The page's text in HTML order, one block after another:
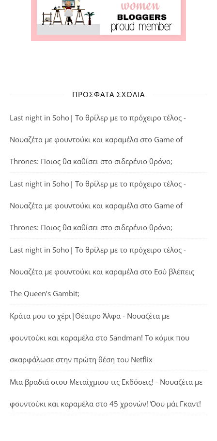
ΠΡΌΣΦΑΤΑ ΣΧΌΛΙΑ
Last night in Soho| Το θρίλερ με το πρόχειρο τέλος -
Νουαζέτα με φουντούκι και καραμέλα στο Game of
Thrones: Ποιος θα καθίσει στο σιδερένιο θρόνο;
Last night in Soho| Το θρίλερ με το πρόχειρο τέλος -
Νουαζέτα με φουντούκι και καραμέλα στο Game of
Thrones: Ποιος θα καθίσει στο σιδερένιο θρόνο;
Last night in Soho| Το θρίλερ με το πρόχειρο τέλος -
Νουαζέτα με φουντούκι και καραμέλα στο Εσύ βλέπεις
The Queen’s Gambit;
Κράτα μου το χέρι|Θέατρο Άλφα - Νουαζέτα με
φουντούκι και καραμέλα στο Sandman! Το κόμικ που
σκαρφάλωσε στην πρώτη θέση του Netflix
Μια βραδιά στου Μεταίχμιου τις Εκδόσεις! - Νουαζέτα με
φουντούκι και καραμέλα στο 45 χρονών! Όου μάι Γκαντ!